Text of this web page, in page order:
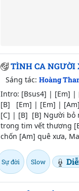
TÌNH CA NGƯỜI
Sáng tác:Hoàng
Intro: [Bsus4] | [Em]
[B] [Em] | [Em] |
[C] | [B] [B] Người bỏ
trong tim vết thương
chốn [Am] quê xưa,
Sự đời Slow